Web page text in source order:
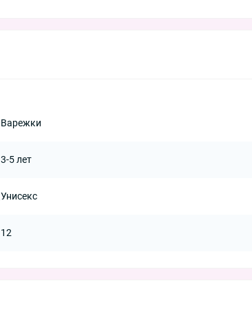
Варежки
3-5 лет
Унисекс
12